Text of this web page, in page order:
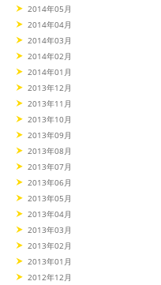
2014年05月
2014年04月
2014年03月
2014年02月
2014年01月
2013年12月
2013年11月
2013年10月
2013年09月
2013年08月
2013年07月
2013年06月
2013年05月
2013年04月
2013年03月
2013年02月
2013年01月
2012年12月